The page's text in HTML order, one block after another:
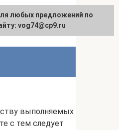
выполняемых
с тем следует
любых предложений по
vog74@cp9.ru